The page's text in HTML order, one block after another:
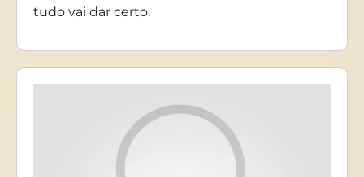
tudo vai dar certo.